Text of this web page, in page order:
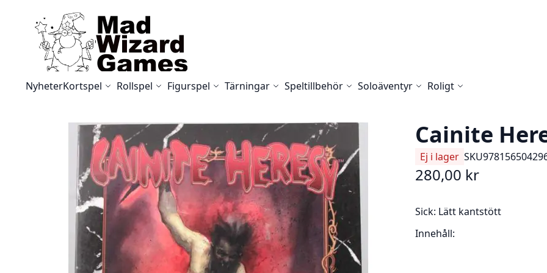
Skip to Content
NyheterKortspel Rollspel Figurspel Tärningar Speltillbehör Soloäventyr Roligt
Cainite
Ej i lager SKU
280,00 kr
Sick: Lätt kantstött
Innehåll: